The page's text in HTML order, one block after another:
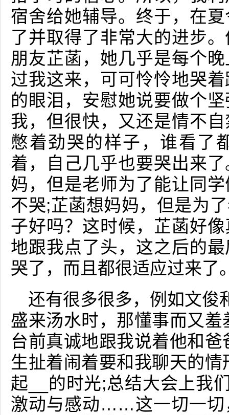
宿舍给她辅导。终于，在
了并取得了非常大的进步
朋友芷菡，她几乎是每个
过我这来，可可怜怜地哭
的眼泪，安慰她说要做个
我，但很快，又还是情不
憋着劲哭的样子，谁看了
着，自己几乎也要哭出来
妈，但是老师为了能让同
不哭;芷菡想妈妈，但是为
子好吗？这时候，芷菡好
地跟我点了头，这之后的
哭了，而且都很适应过来了
还有很多很多，例如文俊
盛来汤水时，那懂事而又
台前真诚地跟我说着他和
生扯着闹着要和我聊天的
起__的时光;总结大会上我
激动与感动……这一切一切